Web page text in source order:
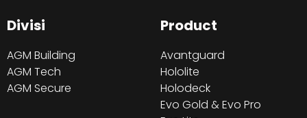
Divisi
AGM Building
AGM Tech
AGM Secure
Product
Avantguard
Hololite
Holodeck
Evo Gold & Evo Pro